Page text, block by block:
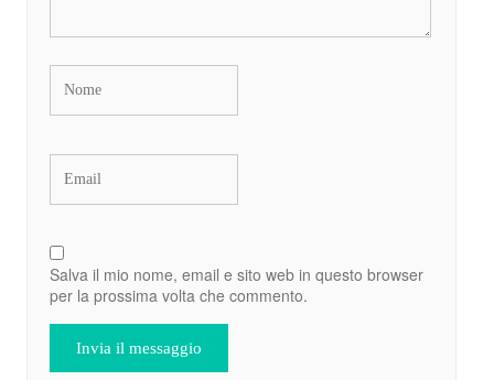
Salva il mio nome, email e sito web in questo browser
per la prossima volta che commento.